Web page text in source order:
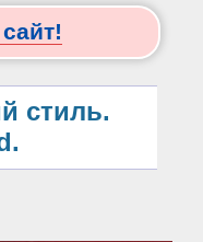
стиль.